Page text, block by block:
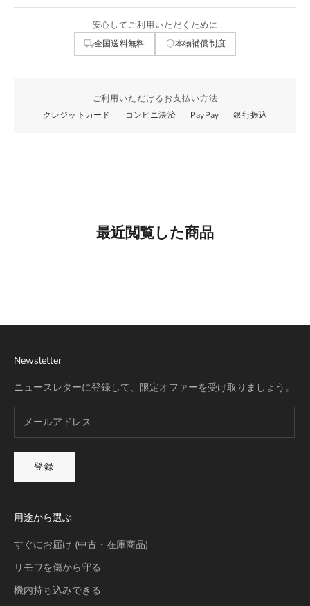
安心してご利用いただくために
全国送料無料 本物補償制度
ご利用いただけるお支払い方法
クレジットカード
コンビニ決済 PayPay 銀行振込
最近閲覧した商品
Newsletter
ニュースレターに登録して、限定オファーを受け取りましょう。
登録
用途から選ぶ
すぐにお届け (中古・在庫商品)
リモワを傷から守る
機内持ち込みできる